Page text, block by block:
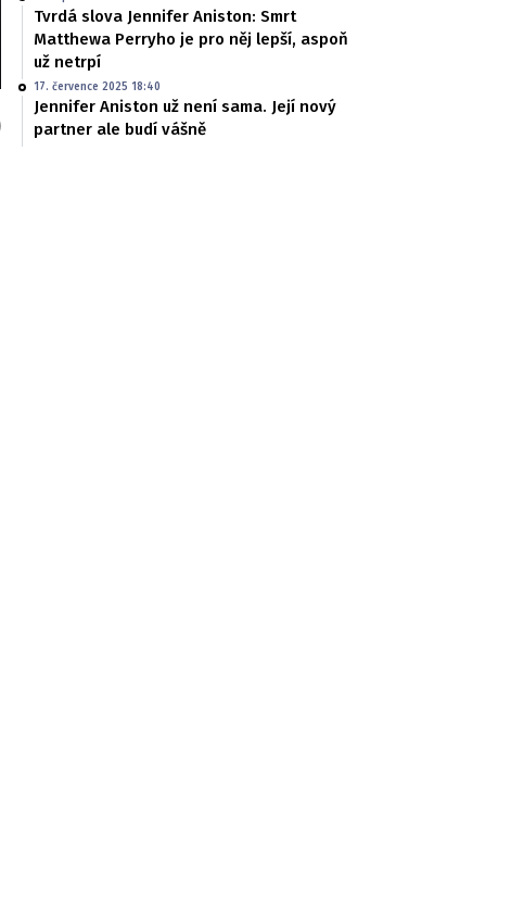
Tvrdá slova Jennifer Aniston: Smrt
Matthewa Perryho je pro něj lepší, aspoň
už netrpí
17. července 2025 18:40
Jennifer Aniston už není sama. Její nový
partner ale budí vášně